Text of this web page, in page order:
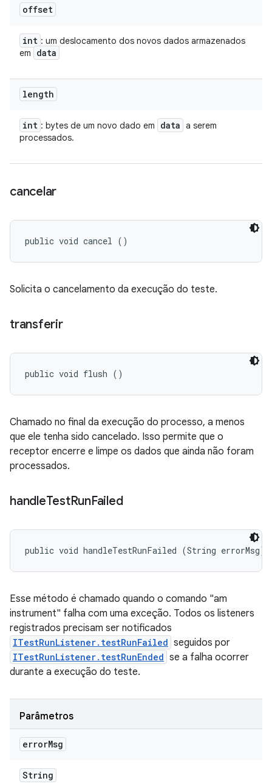
offset
int : um deslocamento dos novos dados armazenados
em
data
length
int : bytes de um novo dado em data a serem
processados.
cancelar
public void cancel ()
Solicita o cancelamento da execução do teste.
transferir
public void flush ()
Chamado no final da execução do processo, a menos
que ele tenha sido cancelado. Isso permite que o
receptor encerre e limpe os dados que ainda não foram
processados.
handleTestRunFailed
public void handleTestRunFailed (String errorMsg)
Esse método é chamado quando o comando "am
instrument" falha com uma exceção. Todos os listeners
registrados precisam ser notificados
ITestRunListener.testRunFailed seguidos por
ITestRunListener.testRunEnded se a falha ocorrer
durante a execução do teste.
Parâmetros
errorMsg
String